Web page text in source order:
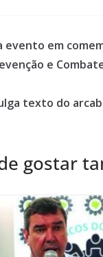
evento em
e
texto do
gostar